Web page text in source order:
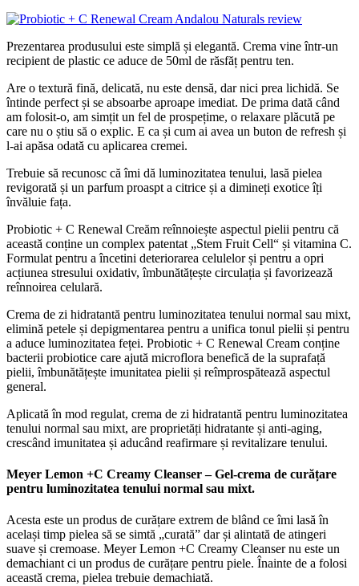
Prezentarea produsului este simplă și elegantă. Crema vine într-un
recipient de plastic ce aduce de 50ml de răsfăț pentru ten.
Are o textură fină, delicată, nu este densă, dar nici prea lichidă. Se
întinde perfect și se absoarbe aproape imediat. De prima dată când
am folosit-o, am simțit un fel de prospețime, o relaxare plăcută pe
care nu o știu să o explic. E ca și cum ai avea un buton de refresh și
l-ai apăsa odată cu aplicarea cremei.
Trebuie să recunosc că îmi dă luminozitatea tenului, lasă pielea
revigorată și un parfum proaspt a citrice și a dimineți exotice îți
învăluie fața.
Probiotic + C Renewal Creăm reînnoiește aspectul pielii pentru că
această conține un complex patentat „Stem Fruit Cell“ și vitamina C.
Formulat pentru a încetini deteriorarea celulelor și pentru a opri
acțiunea stresului oxidativ, îmbunătățește circulația și favorizează
reînnoirea celulară.
Crema de zi hidratantă pentru luminozitatea tenului normal sau mixt,
elimină petele și depigmentarea pentru a unifica tonul pielii și pentru
a aduce luminozitatea feței. Probiotic + C Renewal Cream conține
bacterii probiotice care ajută microflora benefică de la suprafață
pielii, îmbunătățește imunitatea pielii și reîmprospătează aspectul
general.
Aplicată în mod regulat, crema de zi hidratantă pentru luminozitatea
tenului normal sau mixt, are proprietăți hidratante și anti-aging,
crescând imunitatea și aducând reafirmare și revitalizare tenului.
Meyer Lemon +C Creamy Cleanser – Gel-crema de curățare
pentru luminozitatea tenului normal sau mixt.
Acesta este un produs de curățare extrem de blând ce îmi lasă în
același timp pielea să se simtă „curată” dar și alintată de atingeri
suave și cremoase. Meyer Lemon +C Creamy Cleanser nu este un
demachiant ci un produs de curățare pentru piele. Înainte de a folosi
această crema, pielea trebuie demachiată.